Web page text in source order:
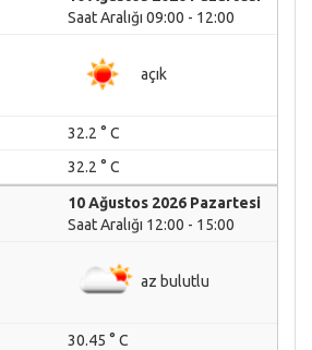
Saat Aralığı 09:00 - 12:00
açık
32.2 ° C
32.2 ° C
10 Ağustos 2026 Pazartesi
Saat Aralığı 12:00 - 15:00
az bulutlu
30.45 ° C